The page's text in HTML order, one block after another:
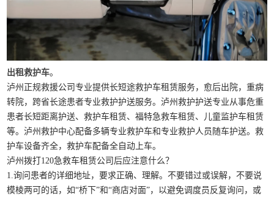
出租救护车。
泸州正规救援公司专业提供长短途救护车租赁服务，愈后出院，重病
转院，跨省长途患者专业救护护送服务。泸州救护护送专业从事危重
患者长短距离护送、救护车租赁、福特急救车租赁、儿童监护车租赁
等。泸州救护中心配备多辆专业救护车和专业救护人员随车护送。救
护车设备齐全，救护车配备全自动上车。
泸州拨打120急救车租赁公司后应注意什么？
1.询问患者的详细地址，要求正确、理解。不要错过或误解，不要说
模棱两可的话，如“桥下”和“商店对面”，以避免调度员反复询问，或